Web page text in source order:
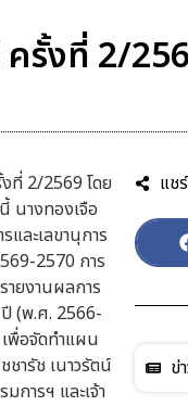
ครั้งที่ 2/
ที่ 2/2569 โดย
นางทองเจือ
ละเลขานุการ
2570 การ
ยงานผลการ
(พ.ศ. 2566-
พื่อจัดทำแผน
ารัช เนาวรัตน์
การฯ และเจ้า
แช
ข่